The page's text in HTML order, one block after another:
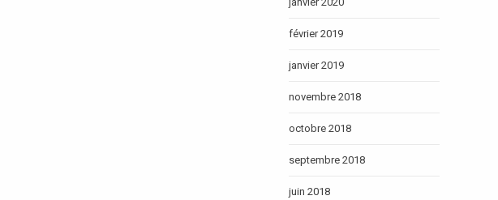
février 2019
janvier 2019
novembre 2018
octobre 2018
septembre 2018
juin 2018